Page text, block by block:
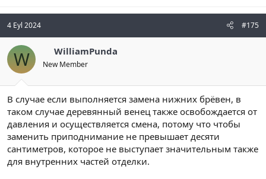
4 Eyl 2024 #175
W WilliamPunda
New Member
В случае если выполняется замена нижних брёвен, в
таком случае деревянный венец также освобождается от
давления и осуществляется смена, потому что чтобы
заменить приподнимание не превышает десяти
сантиметров, которое не выступает значительным также
для внутренних частей отделки.